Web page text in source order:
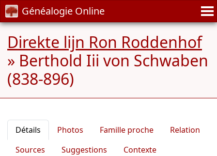
Généalogie Online
Direkte lijn Ron Roddenhof
» Berthold Iii von Schwaben
(838-896)
Détails Photos Famille proche
Relation
Sources
Suggestions Contexte